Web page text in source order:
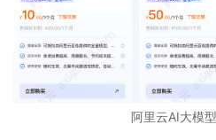
阿里云AI大模